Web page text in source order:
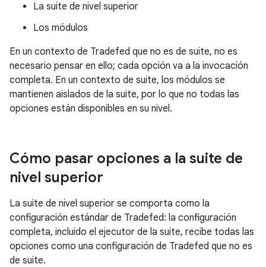
La suite de nivel superior
Los módulos
En un contexto de Tradefed que no es de suite, no es
necesario pensar en ello; cada opción va a la invocación
completa. En un contexto de suite, los módulos se
mantienen aislados de la suite, por lo que no todas las
opciones están disponibles en su nivel.
Cómo pasar opciones a la suite de
nivel superior
La suite de nivel superior se comporta como la
configuración estándar de Tradefed: la configuración
completa, incluido el ejecutor de la suite, recibe todas las
opciones como una configuración de Tradefed que no es
de suite.